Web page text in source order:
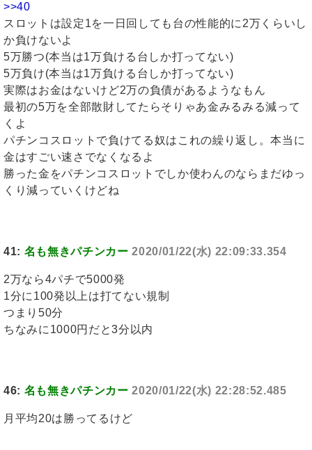
>>40
スロットは設定1を一日回しても台の性能的に2万くらいし
か負けないよ
5万勝つ(本当は1万負ける台しか打ってない)
5万負け(本当は1万負ける台しか打ってない)
実際はお金はないけど2万の負債があるようなもん
最初の5万を全部散財してたらそりゃあ金みるみる減って
くよ
パチンコスロットで負けてる奴はこれの繰り返し。本当に
金はすごい速さでなくなるよ
勝った金をパチンコスロットでしか使わんのならまだゆっ
くり減っていくけどね
41: 名も無きパチンカー 2020/01/22(水) 22:09:33.354
2万なら4パチで5000発
1分に100発以上は打てない規制
つまり50分
ちなみに1000円だと3分以内
46: 名も無きパチンカー 2020/01/22(水) 22:28:52.485
月平均20は勝ってるけど